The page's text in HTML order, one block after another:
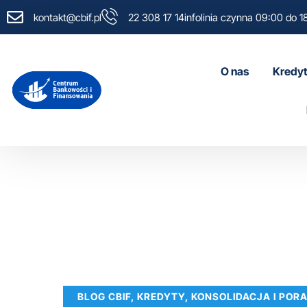
kontakt@cbif.pl 22 308 17 14infolinia czynna 09:00 do
O nas
BLOG CBIF, KREDYTY, KONSOLIDACJA I